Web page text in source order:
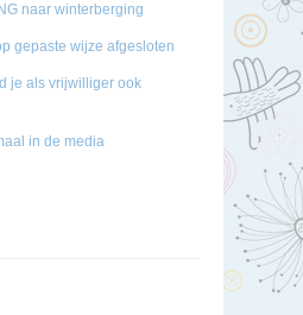
naar winterberging
gepaste wijze afgesloten
je als vrijwilliger ook
in de media